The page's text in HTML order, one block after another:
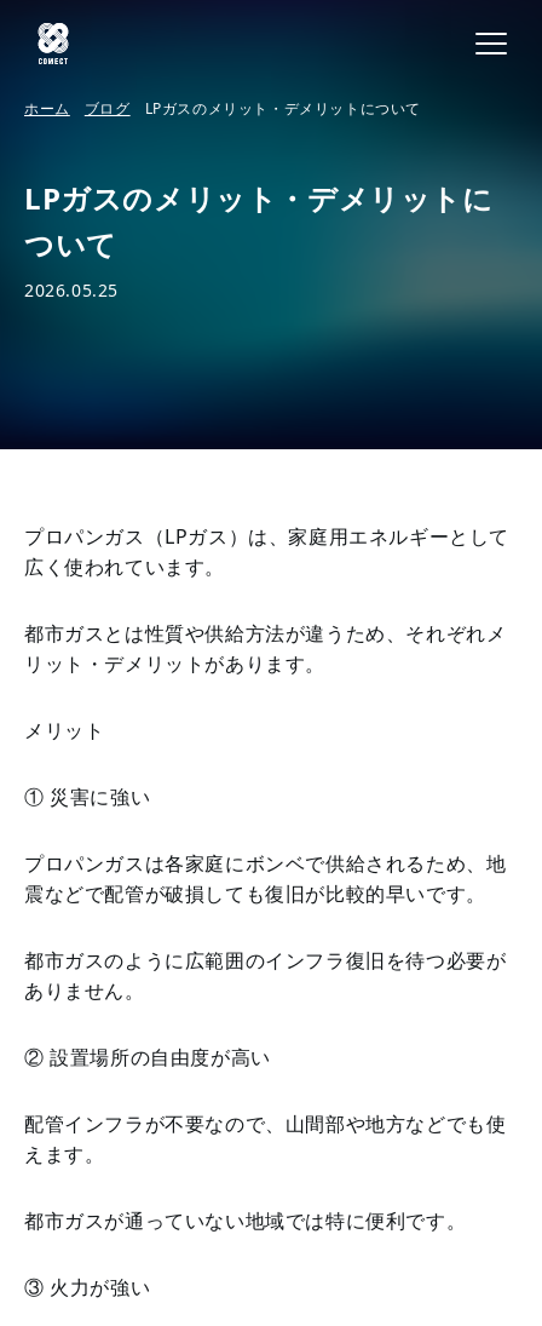
ホーム ブログ LPガスのメリット・デメリットについて
LPガスのメリット・デメリットに
ついて
2026.05.25
プロパンガス（LPガス）は、家庭用エネルギーとして
広く使われています。
都市ガスとは性質や供給方法が違うため、それぞれメ
リット・デメリットがあります。
メリット
① 災害に強い
プロパンガスは各家庭にボンベで供給されるため、地
震などで配管が破損しても復旧が比較的早いです。
都市ガスのように広範囲のインフラ復旧を待つ必要が
ありません。
② 設置場所の自由度が高い
配管インフラが不要なので、山間部や地方などでも使
えます。
都市ガスが通っていない地域では特に便利です。
③ 火力が強い